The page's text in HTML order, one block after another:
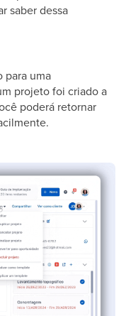
saber dessa
para uma
projeto foi criado a
poderá retornar